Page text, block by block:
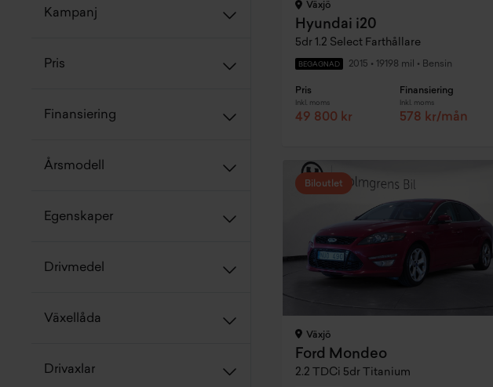
Kampanj
Pris
Finansiering
Årsmodell
Egenskaper
Drivmedel
Växellåda
Drivaxlar
Växjö
Hyundai i20
5dr 1.2 Select Farthållare
BEGAGNAD 2015 • 19198 mil • Bensin
Pris
Inkl. moms
49 800 kr
Finansiering
Inkl. moms
578 kr/mån
Biloutlet
Växjö
Ford Mondeo
2.2 TDCi 5dr Titanium